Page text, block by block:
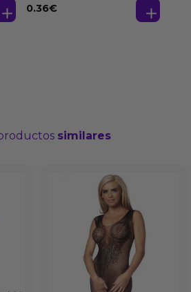
Base Agua 4 ml
0.36€
similares